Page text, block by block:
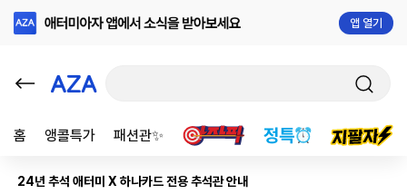
앱 열기
홈 앵콜특가 패션관✨
24년 추석 애터미 X 하나카드 전용 추석관 안내